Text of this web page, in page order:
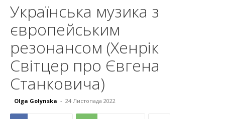
Українська музика з
європейським
резонансом (Хенрік
Світцер про Євгена
Станковича)
Olga Golynska - 24 Листопада 2022